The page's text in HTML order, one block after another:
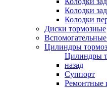
Колодки
Колодки
Диски тормозные
Вспомогательные
Цилиндры
Цилиндры
назад
Суппорт
Ремонтные